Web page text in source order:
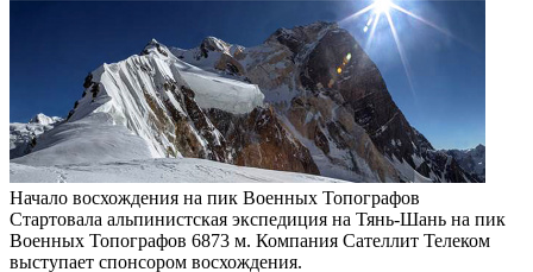
Начало восхождения на пик Военных Топографов
Стартовала альпинистская экспедиция на Тянь-Шань на пик
Военных Топографов 6873 м. Компания Сателлит Телеком
выступает спонсором восхождения.